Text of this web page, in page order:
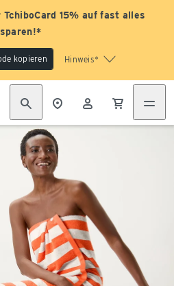
15% auf fast alles
sparen!*
kopieren Hinweis*